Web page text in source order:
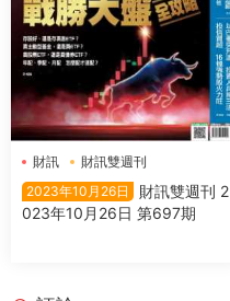
財訊
財訊雙週刊
2023年10月26日
財訊雙週刊 2
023年10月26日 第697期